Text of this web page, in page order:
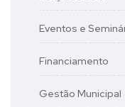
Eventos e
Financiamento
Gestão Municipal